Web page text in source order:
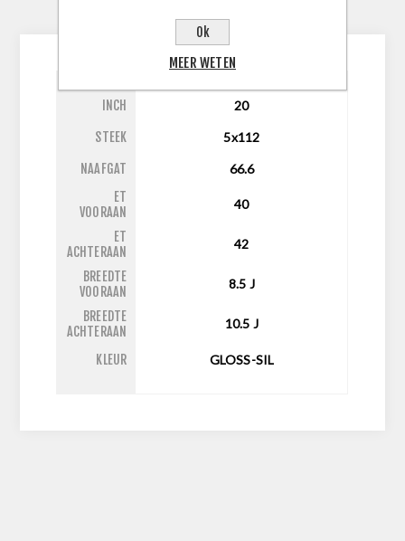
CONTACTEER ONS
INCH 20
STEEK 5x112
NAAFGAT
66.6
ET
VOORAAN
40
ET
ACHTERAAN
42
BREEDTE
VOORAAN
8.5 J
BREEDTE
ACHTERAAN
10.5 J
KLEUR GLOSS-SIL
Ok
MEER WETEN